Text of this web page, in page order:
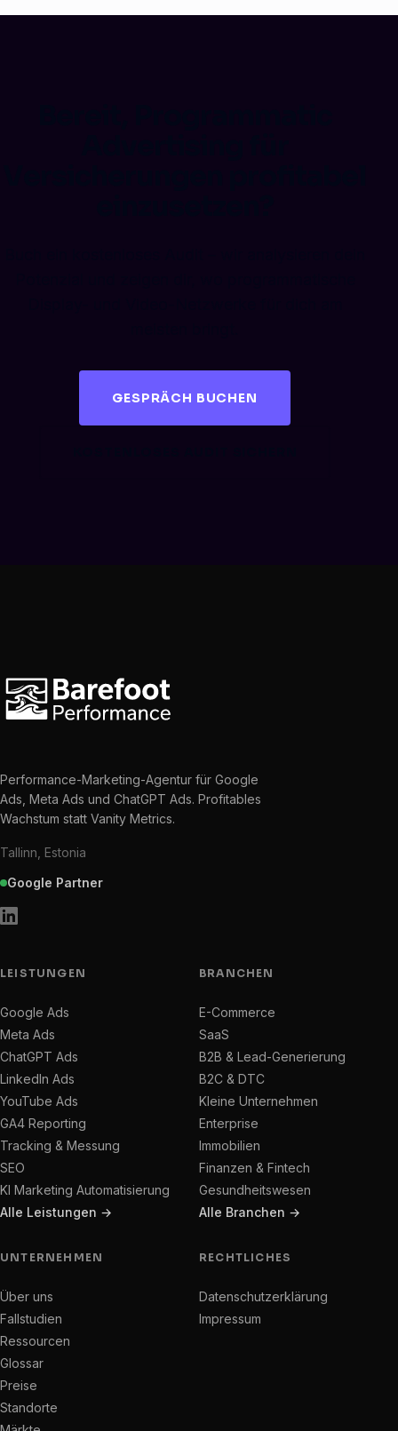
GESPRÄCH BUCHEN
Performance-Marketing-Agentur für Google
Ads, Meta Ads und ChatGPT Ads. Profitables
Wachstum statt Vanity Metrics.
Tallinn, Estonia
Google Partner
LEISTUNGEN
Google Ads
Meta Ads
ChatGPT Ads
LinkedIn Ads
YouTube Ads
GA4 Reporting
Tracking & Messung
SEO
KI Marketing Automatisierung
Alle Leistungen →
BRANCHEN
E-Commerce
SaaS
B2B & Lead-Generierung
B2C & DTC
Kleine Unternehmen
Enterprise
Immobilien
Finanzen & Fintech
Gesundheitswesen
Alle Branchen →
UNTERNEHMEN
Über uns
Fallstudien
Ressourcen
Glossar
Preise
Standorte
RECHTLICHES
Datenschutzerklärung
Impressum